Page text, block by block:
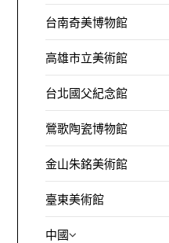
台南奇美博物館
高雄市立美術館
台北國父紀念館
鶯歌陶瓷博物館
金山朱銘美術館
臺東美術館
中國